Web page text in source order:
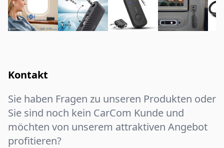
Kontakt
Sie haben Fragen zu unseren Produkten oder
Sie sind noch kein CarCom Kunde und
möchten von unserem attraktiven Angebot
profitieren?